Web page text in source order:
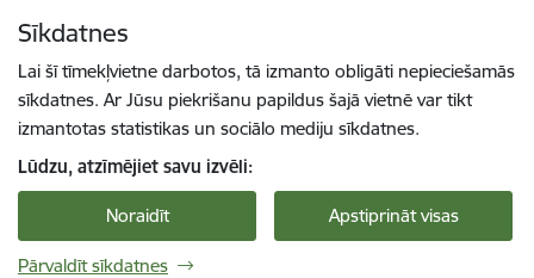
Sīkdatnes
Lai šī tīmekļvietne darbotos, tā izmanto obligāti nepieciešamās
sīkdatnes. Ar Jūsu piekrišanu papildus šajā vietnē var tikt
izmantotas statistikas un sociālo mediju sīkdatnes.
Lūdzu, atzīmējiet savu izvēli:
Noraidīt Apstiprināt visas
Pārvaldīt sīkdatnes